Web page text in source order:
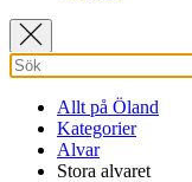
Allt på Öland
Kategorier
Alvar
Stora alvaret